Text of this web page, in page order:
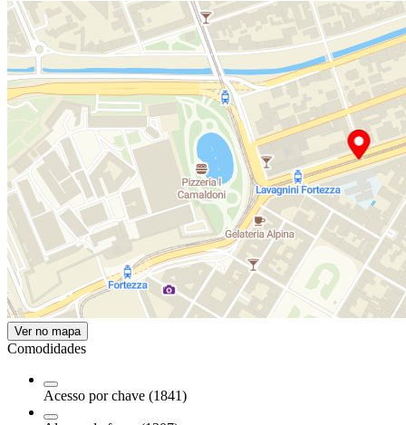
Ver no mapa
Comodidades
Acesso por chave (1841)